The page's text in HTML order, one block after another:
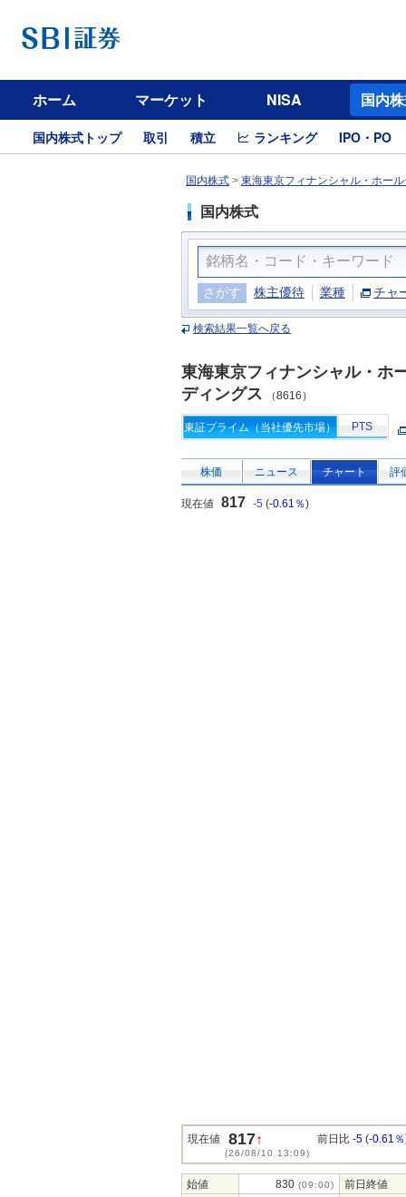
ホーム マーケット NISA 国内
国内株式トップ 取引 積立 ランキング IPO・PO
国内株式 > 東海東京フィナンシャル・ホー
国内株式
さがす 株主優待 業種 チャ
検索結果一覧へ戻る
東海東京フィナンシャル・ホ
ディングス （8616）
東証プライム（当社優先市場） PTS
株価 ニュース チャート 評
現在値 817 -5 (-0.61％)
現在値 817↑
(26/08/10 13:09)
前日比 -5 (-0.61％
始値 830 (09:00)
前日終値